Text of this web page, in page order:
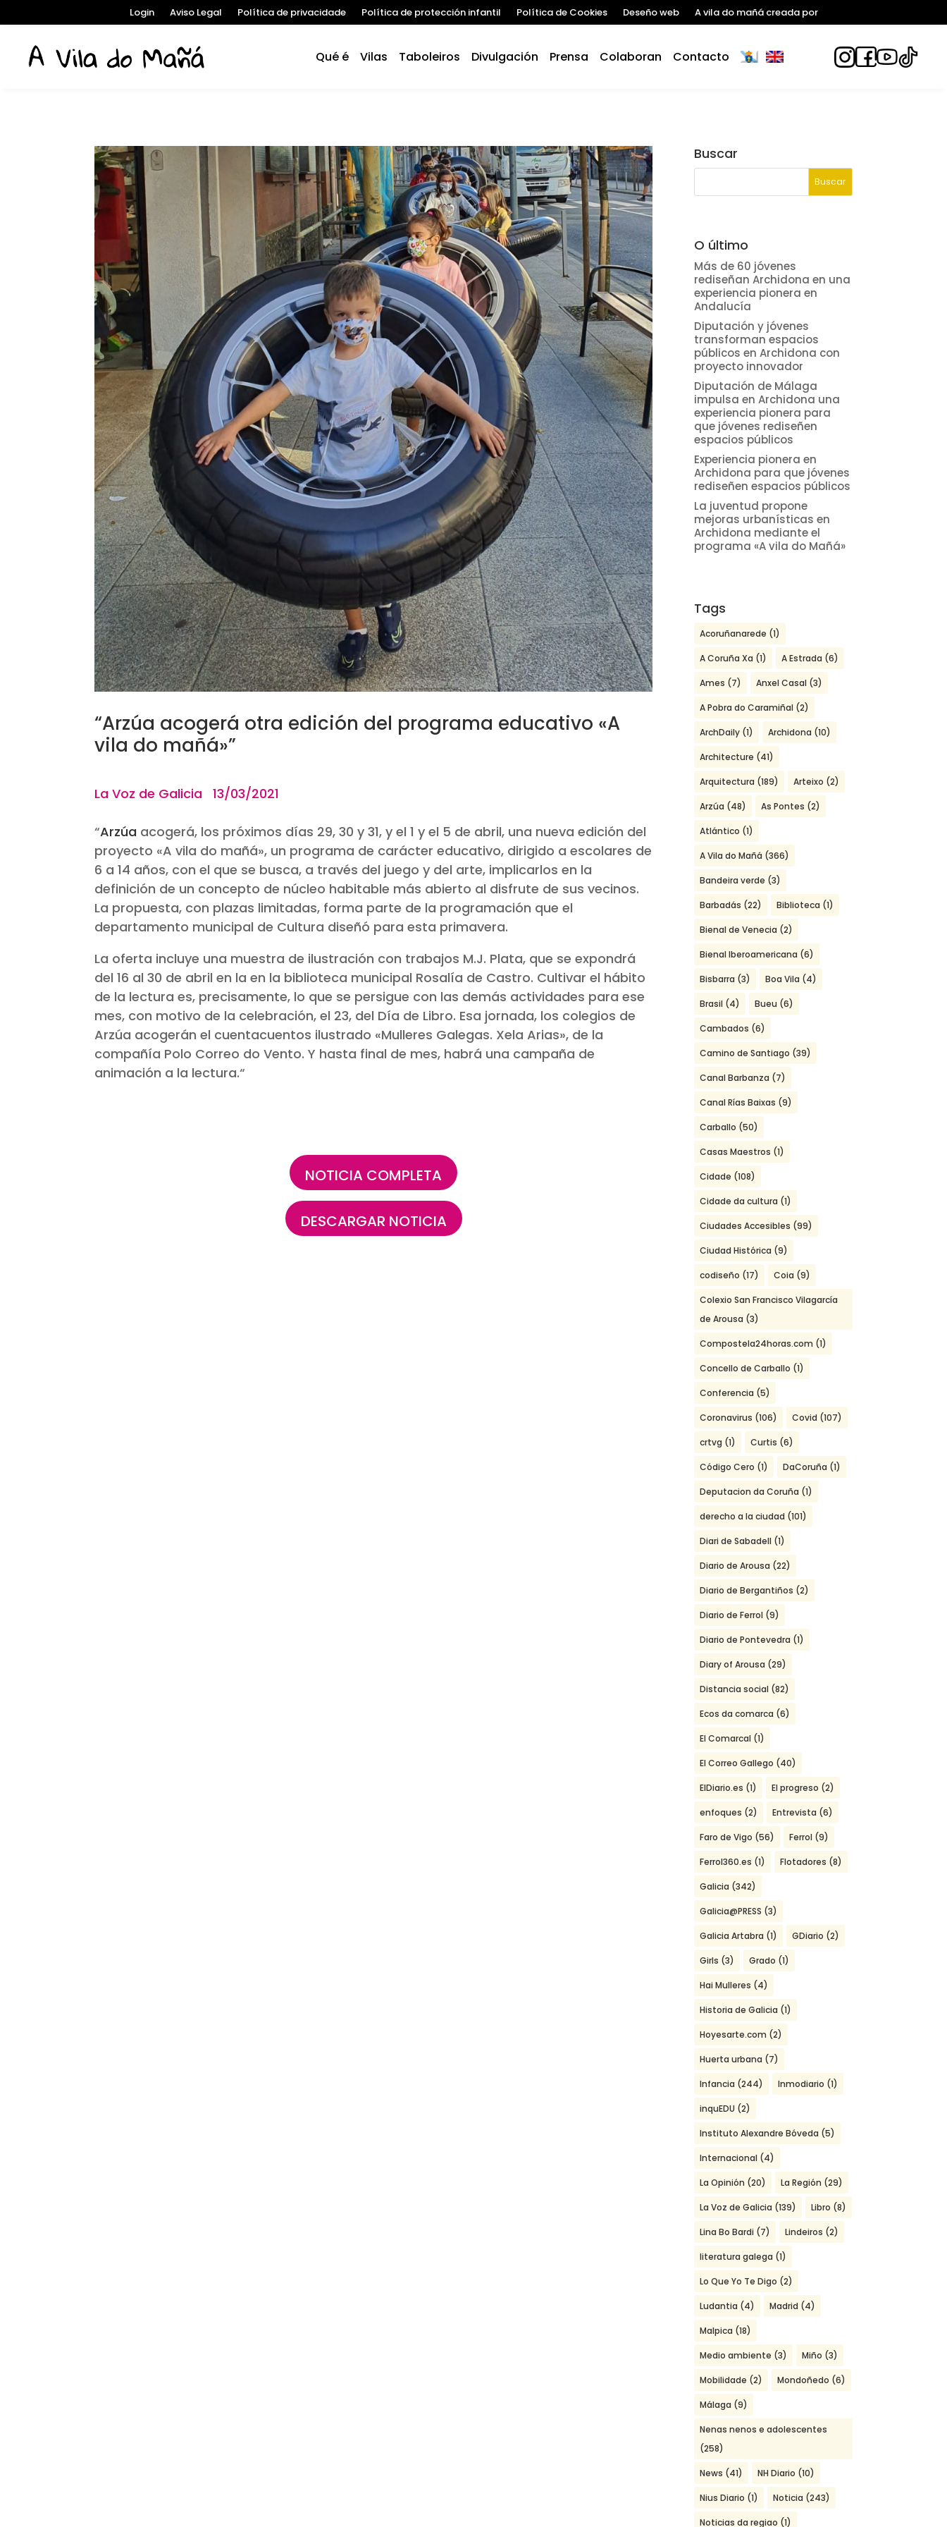
Login Aviso Legal Política de privacidade Política de protección infantil Política de Cookies Deseño web A vila do mañá creada por
Qué é Vilas Taboleiros Divulgación Prensa Colaboran Contacto
“Arzúa acogerá otra edición del programa educativo «A
vila do mañá»”
La Voz de Galicia 13/03/2021
“Arzúa acogerá, los próximos días 29, 30 y 31, y el 1 y el 5 de abril, una nueva edición del
proyecto «A vila do mañá», un programa de carácter educativo, dirigido a escolares de
6 a 14 años, con el que se busca, a través del juego y del arte, implicarlos en la
definición de un concepto de núcleo habitable más abierto al disfrute de sus vecinos.
La propuesta, con plazas limitadas, forma parte de la programación que el
departamento municipal de Cultura diseñó para esta primavera.
La oferta incluye una muestra de ilustración con trabajos M.J. Plata, que se expondrá
del 16 al 30 de abril en la en la biblioteca municipal Rosalía de Castro. Cultivar el hábito
de la lectura es, precisamente, lo que se persigue con las demás actividades para ese
mes, con motivo de la celebración, el 23, del Día de Libro. Esa jornada, los colegios de
Arzúa acogerán el cuentacuentos ilustrado «Mulleres Galegas. Xela Arias», de la
compañía Polo Correo do Vento. Y hasta final de mes, habrá una campaña de
animación a la lectura.“
NOTICIA COMPLETA
DESCARGAR NOTICIA
Buscar
O último
Más de 60 jóvenes
rediseñan Archidona en una
experiencia pionera en
Andalucía
Diputación y jóvenes
transforman espacios
públicos en Archidona con
proyecto innovador
Diputación de Málaga
impulsa en Archidona una
experiencia pionera para
que jóvenes rediseñen
espacios públicos
Experiencia pionera en
Archidona para que jóvenes
rediseñen espacios públicos
La juventud propone
mejoras urbanísticas en
Archidona mediante el
programa «A vila do Mañá»
Tags
Acoruñanarede (1)
A Coruña Xa (1) A Estrada (6)
Ames (7) Anxel Casal (3)
A Pobra do Caramiñal (2)
ArchDaily (1) Archidona (10)
Architecture (41)
Arquitectura (189) Arteixo (2)
Arzúa (48) As Pontes (2)
Atlántico (1)
A Vila do Mañá (366)
Bandeira verde (3)
Barbadás (22) Biblioteca (1)
Bienal de Venecia (2)
Bienal Iberoamericana (6)
Bisbarra (3) Boa Vila (4)
Brasil (4) Bueu (6)
Cambados (6)
Camino de Santiago (39)
Canal Barbanza (7)
Canal Rías Baixas (9)
Carballo (50)
Casas Maestros (1)
Cidade (108)
Cidade da cultura (1)
Ciudades Accesibles (99)
Ciudad Histórica (9)
codiseño (17) Coia (9)
Colexio San Francisco Vilagarcía
de Arousa (3)
Compostela24horas.com (1)
Concello de Carballo (1)
Conferencia (5)
Coronavirus (106) Covid (107)
crtvg (1) Curtis (6)
Código Cero (1) DaCoruña (1)
Deputacion da Coruña (1)
derecho a la ciudad (101)
Diari de Sabadell (1)
Diario de Arousa (22)
Diario de Bergantiños (2)
Diario de Ferrol (9)
Diario de Pontevedra (1)
Diary of Arousa (29)
Distancia social (82)
Ecos da comarca (6)
El Comarcal (1)
El Correo Gallego (40)
ElDiario.es (1) El progreso (2)
enfoques (2) Entrevista (6)
Faro de Vigo (56) Ferrol (9)
Ferrol360.es (1) Flotadores (8)
Galicia (342)
Galicia@PRESS (3)
Galicia Artabra (1) GDiario (2)
Girls (3) Grado (1)
Hai Mulleres (4)
Historia de Galicia (1)
Hoyesarte.com (2)
Huerta urbana (7)
Infancia (244) Inmodiario (1)
inquEDU (2)
Instituto Alexandre Bóveda (5)
Internacional (4)
La Opinión (20) La Región (29)
La Voz de Galicia (139) Libro (8)
Lina Bo Bardi (7) Lindeiros (2)
literatura galega (1)
Lo Que Yo Te Digo (2)
Ludantia (4) Madrid (4)
Malpica (18)
Medio ambiente (3) Miño (3)
Mobilidade (2) Mondoñedo (6)
Málaga (9)
Nenas nenos e adolescentes
(258)
News (41) NH Diario (10)
Nius Diario (1) Noticia (243)
Noticias da regiao (1)